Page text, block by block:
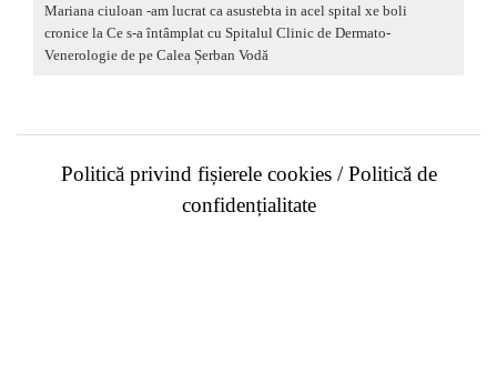
Mariana ciuloan -am lucrat ca asustebta in acel spital xe boli
cronice la Ce s-a întâmplat cu Spitalul Clinic de Dermato-
Venerologie de pe Calea Șerban Vodă
Politică privind fișierele cookies / Politică de
confidențialitate